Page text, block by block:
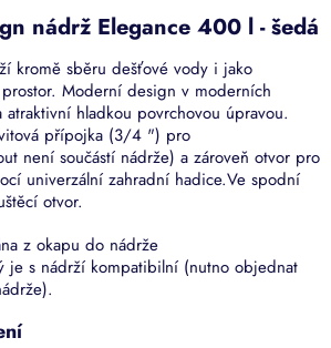
nádrž Elegance 400 l - šedá
kromě sběru dešťové vody i jako
Moderní design v moderních
atraktivní hladkou povrchovou úpravou.
přípojka (3/4 ") pro
není součástí nádrže) a zároveň otvor pro
univerzální zahradní hadice.Ve spodní
otvor.
z okapu do nádrže
je s nádrží kompatibilní (nutno objednat